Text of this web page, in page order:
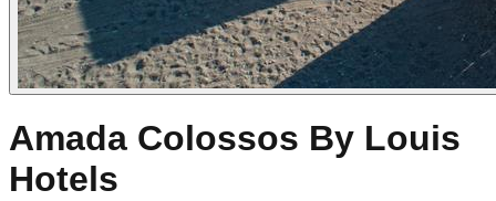
Amada Colossos By Louis
Hotels